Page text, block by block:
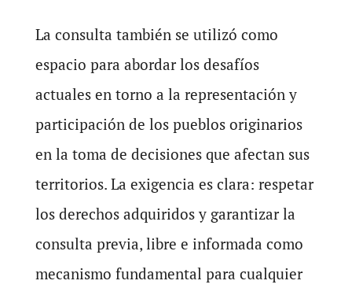
La consulta también se utilizó como
espacio para abordar los desafíos
actuales en torno a la representación y
participación de los pueblos originarios
en la toma de decisiones que afectan sus
territorios. La exigencia es clara: respetar
los derechos adquiridos y garantizar la
consulta previa, libre e informada como
mecanismo fundamental para cualquier